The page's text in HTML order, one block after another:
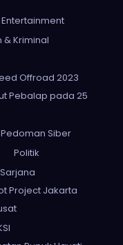
Entertainment
& Kriminal
Offroad 2023
Pebalap pada 25
Pedoman Siber
Politik
Project Jakarta